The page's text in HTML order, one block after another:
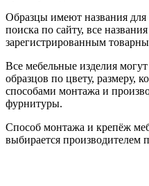
Образцы имеют названия для
поиска по сайту, все
зарегистрированным
Все мебельные изделия
образцов по цвету, размеру,
способами монтажа и
фурнитуры.
Способ монтажа и крепёж
выбирается производителем